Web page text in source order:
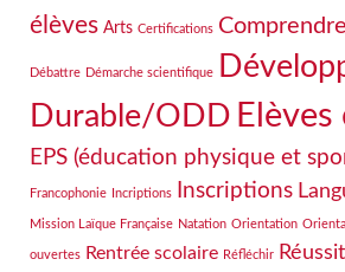
élèves Arts Certifications Comprendre
Débattre Démarche scientifique
Durable/ODD
EPS (éducation physique et
Francophonie Incriptions Inscriptions
Mission Laïque Française Natation Orientation
ouvertes Rentrée scolaire Réfléchir